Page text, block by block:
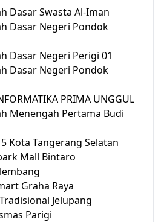
Dasar Swasta Al-Iman
Dasar Negeri Pondok
Dasar Negeri Perigi 01
Dasar Negeri Pondok
PRIMA UNGGUL
Menengah Pertama Budi
Kota Tangerang Selatan
Mall Bintaro
Graha Raya
Jelupang
Parigi